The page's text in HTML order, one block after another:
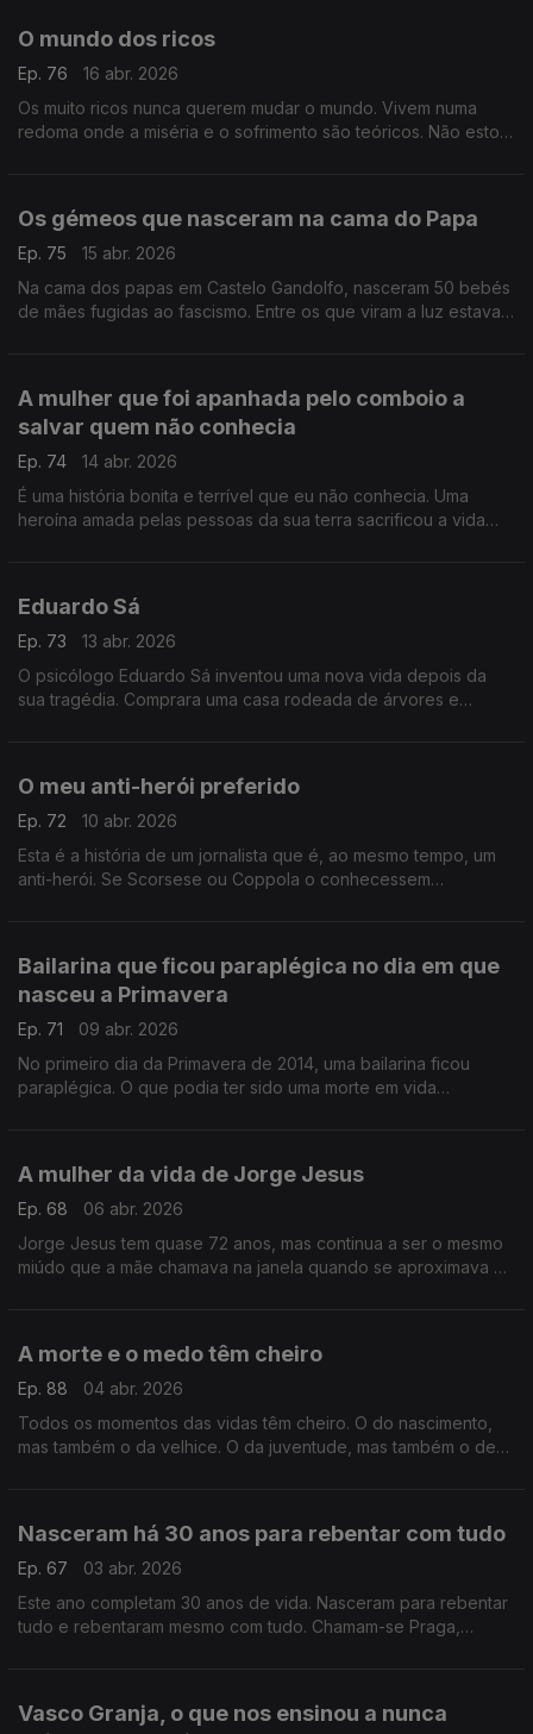
O mundo dos ricos
Ep. 76
16 abr. 2026
Os muito ricos nunca querem mudar o mundo. Vivem numa
redoma onde a miséria e o sofrimento são teóricos. Não estou
Os gémeos que nasceram na cama do Papa
Ep. 75
15 abr. 2026
Na cama dos papas em Castelo Gandolfo, nasceram 50 bebés
de mães fugidas ao fascismo. Entre os que viram a luz estavam
A mulher que foi apanhada pelo comboio a
salvar quem não conhecia
Ep. 74
14 abr. 2026
É uma história bonita e terrível que eu não conhecia. Uma
heroína amada pelas pessoas da sua terra sacrificou a vida
Eduardo Sá
Ep. 73
13 abr. 2026
O psicólogo Eduardo Sá inventou uma nova vida depois da
sua tragédia. Comprara uma casa rodeada de árvores e
O meu anti-herói preferido
Ep. 72
10 abr. 2026
Esta é a história de um jornalista que é, ao mesmo tempo, um
anti-herói. Se Scorsese ou Coppola o conhecessem
Bailarina que ficou paraplégica no dia em que
nasceu a Primavera
Ep. 71
09 abr. 2026
No primeiro dia da Primavera de 2014, uma bailarina ficou
paraplégica. O que podia ter sido uma morte em vida
A mulher da vida de Jorge Jesus
Ep. 68
06 abr. 2026
Jorge Jesus tem quase 72 anos, mas continua a ser o mesmo
miúdo que a mãe chamava na janela quando se aproximava a
A morte e o medo têm cheiro
Ep. 88
04 abr. 2026
Todos os momentos das vidas têm cheiro. O do nascimento,
mas também o da velhice. O da juventude, mas também o de
Nasceram há 30 anos para rebentar com tudo
Ep. 67
03 abr. 2026
Este ano completam 30 anos de vida. Nasceram para rebentar
tudo e rebentaram mesmo com tudo. Chamam-se Praga,
Vasco Granja, o que nos ensinou a nunca